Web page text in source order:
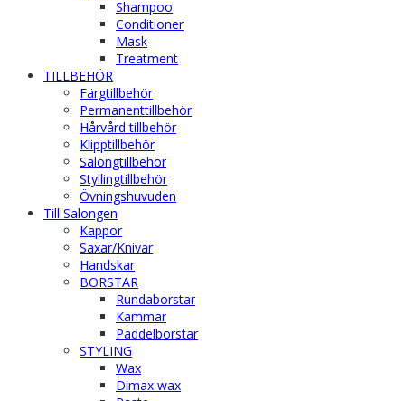
Shampoo
Conditioner
Mask
Treatment
TILLBEHÖR
Färgtillbehör
Permanenttillbehör
Hårvård tillbehör
Klipptillbehör
Salongtillbehör
Styllingtillbehör
Övningshuvuden
Till Salongen
Kappor
Saxar/Knivar
Handskar
BORSTAR
Rundaborstar
Kammar
Paddelborstar
STYLING
Wax
Dimax wax